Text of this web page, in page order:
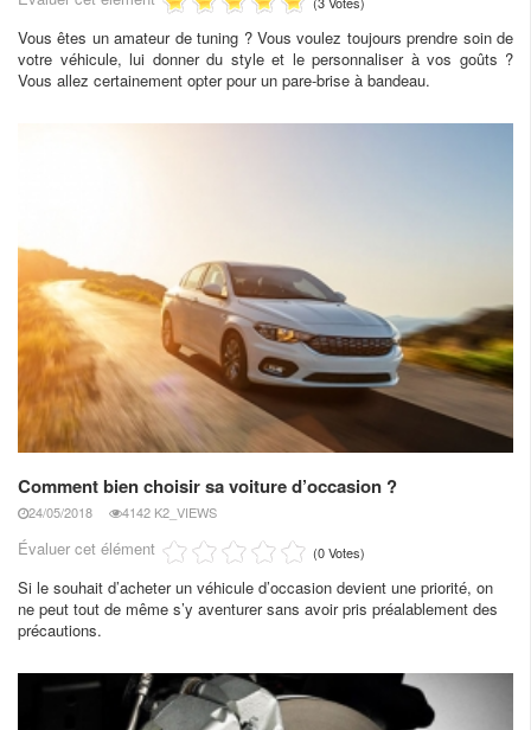
Vous êtes un amateur de tuning ? Vous voulez toujours prendre soin de
votre véhicule, lui donner du style et le personnaliser à vos goûts ?
Vous allez certainement opter pour un pare-brise à bandeau.
Comment bien choisir sa voiture d’occasion ?
24/05/2018 4142 K2_VIEWS
Évaluer cet élément (0 Votes)
Si le souhait d’acheter un véhicule d’occasion devient une priorité, on
ne peut tout de même s’y aventurer sans avoir pris préalablement des
précautions.